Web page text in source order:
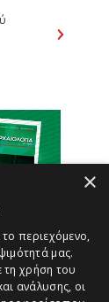
×
περιεχόμενο,
μας.
τη χρήση του
ανάλυσης, οι